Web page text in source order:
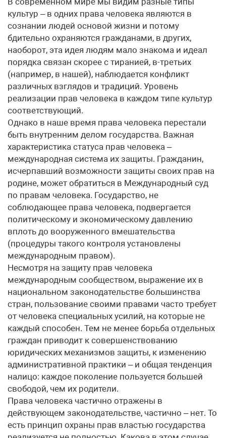
культур – в одних права человека являются в
сознании людей основой жизни и потому
бдительно охраняются гражданами, в других,
наоборот, эта идея людям мало знакома и идеал
порядка связан скорее с тиранией, в-третьих
(например, в нашей), наблюдается конфликт
различных взглядов и традиций. Уровень
реализации прав человека в каждом типе культур
соответствующий.
Однако в наше время права человека перестали
быть внутренним делом государства. Важная
характеристика статуса прав человека –
международная система их защиты. Гражданин,
исчерпавший возможности защиты своих прав на
родине, может обратиться в Международный суд
по правам человека. Государство, не
соблюдающее права человека, подвергается
политическому и экономическому давлению
вплоть до вооруженного вмешательства
(процедуры такого контроля установлены
международным правом).
Несмотря на защиту прав человека
международным сообществом, выражение их в
национальном законодательстве большинства
стран, пользование своими правами часто требует
от человека специальных усилий, на которые не
каждый способен. Тем не менее борьба отдельных
граждан приводит к совершенствованию
юридических механизмов защиты, к изменению
административной практики – и общая тенденция
налицо: каждое поколение пользуется большей
свободой, чем их родители.
Права человека частично отражены в
действующем законодательстве, частично – нет. То
есть принцип охраны прав властью государства